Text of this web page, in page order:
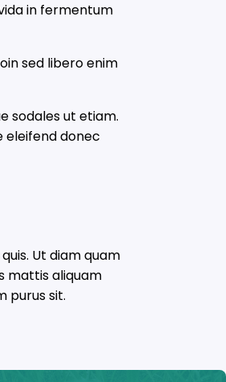
in fermentum
sed libero enim
sodales ut etiam.
eleifend donec
Ut diam quam
mattis aliquam
purus sit.